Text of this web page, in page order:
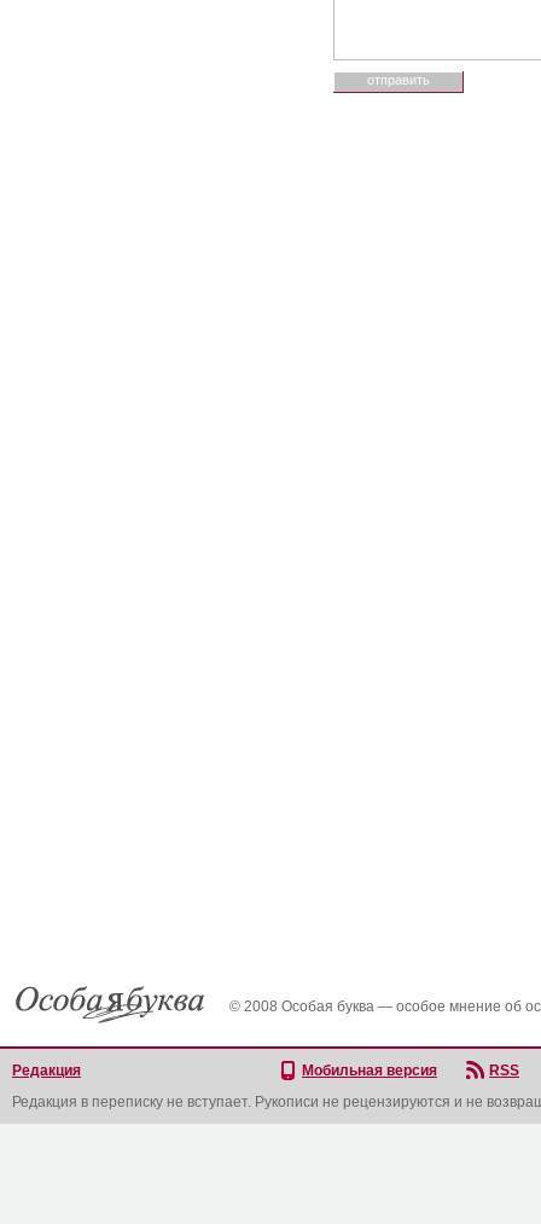
© 2008 Особая буква — особое мнение об
Редакция Мобильная версия
RSS
Редакция в переписку не вступает. Рукописи не рецензируются и не